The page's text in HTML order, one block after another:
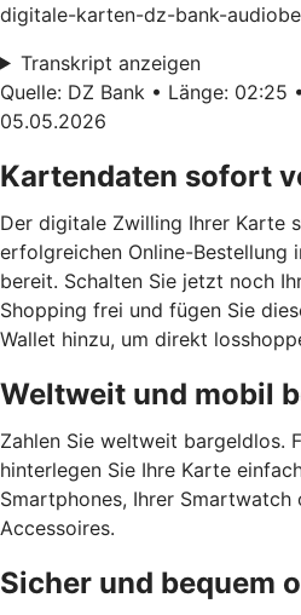
digitale-karten-dz-bank-
Transkript anzeigen
Quelle: DZ Bank • Länge: 02:25
05.05.2026
Kartendaten sofort
Der digitale Zwilling Ihrer Karte
erfolgreichen Online-Bestellung
bereit. Schalten Sie jetzt noch
Shopping frei und fügen Sie
Wallet hinzu, um direkt
Weltweit und mobil
Zahlen Sie weltweit bargeldlos.
hinterlegen Sie Ihre Karte
Smartphones, Ihrer Smartwatch
Accessoires.
Sicher und bequem